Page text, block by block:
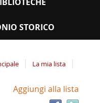
STORICO
La mia lista
Aggiungi alla lista